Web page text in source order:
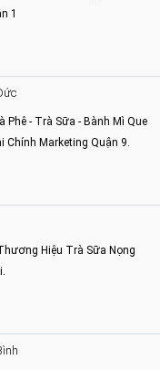
1
Phê - Trà Sữa - Bành Mì Que
Chính Marketing Quận 9.
Hiệu Trà Sữa Nọng